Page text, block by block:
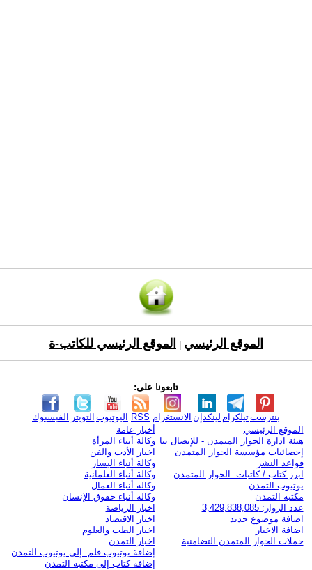
الموقع الرئيسي الموقع الرئيسي للكاتب-ة
تابعونا على:
الفيسبوك التويتر اليوتيوب RSS الانستغرام لينكدإن تيلكرامبنترست
الموقع الرئيسي
هيئة ادارة الحوار المتمدن - للإتصال بنا
إحصائيات مؤسسة الحوار المتمدن
قواعد النشر
ابرز كتاب / كاتبات الحوار المتمدن
يوتيوب التمدن
مكتبة التمدن
عدد الزوار: 3,429,838,085
اضافة موضوع جديد
اضافة الاخبار
حملات الحوار المتمدن التضامنية
أخبار عامة
وكالة أنباء المرأة
اخبار الأدب والفن
وكالة أنباء اليسار
وكالة أنباء العلمانية
وكالة أنباء العمال
وكالة أنباء حقوق الإنسان
اخبار الرياضة
اخبار الاقتصاد
اخبار الطب والعلوم
اخبار التمدن
إضافة يوتيوب-فلم إلى يوتيوب التمدن
إضافة كتاب إلى مكتبة التمدن